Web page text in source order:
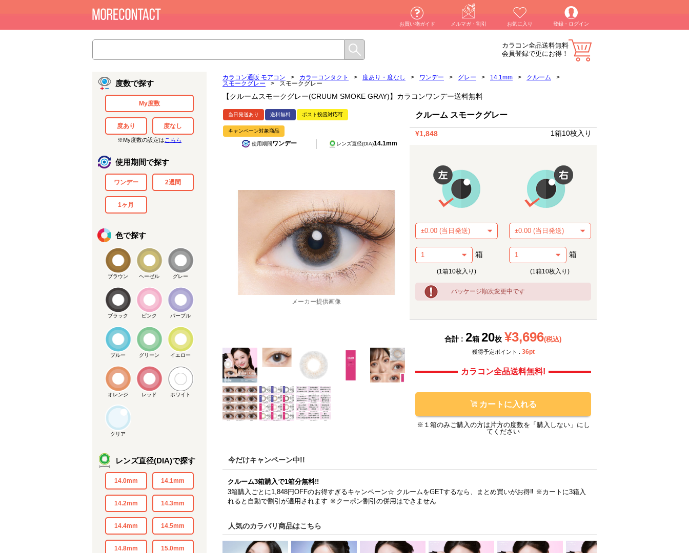
お買い物ガイド メルマガ・割引 お気に入り 登録・ログイン
カラコン全品送料無料
会員登録で更にお得！
度数で探す
My度数
度あり 度なし
※My度数の設定は こちら
使用期間で探す
ワンデー 2週間
1ヶ月
色で探す
ブラウン ヘーゼル グレー
ブラック ピンク パープル
ブルー グリーン イエロー
オレンジ レッド ホワイト
クリア
レンズ直径(DIA)で探す
14.0mm 14.1mm
14.2mm 14.3mm
14.4mm 14.5mm
14.8mm 15.0mm
カラコン通販 モアコン > カラーコンタクト > 度あり・度なし > ワンデー > グレー > 14.1mm > クルーム
>
スモークグレー
> スモークグレー
【クルームスモークグレー(CRUUM SMOKE GRAY)】カラコンワンデー送料無料
当日発送あり 送料無料 ポスト投函対応可
キャンペーン対象商品
使用期間ワンデー レンズ直径(DIA)14.1mm
メーカー提供画像
メーカー提供画像
メーカー提供画像
クルーム スモークグレー
¥1,848 1箱10枚入り
箱
(1箱10枚入り)
箱
(1箱10枚入り)
パッケージ順次変更中です
合計 : 2箱 20枚 ¥3,696(税込)
獲得予定ポイント : 36pt
カラコン全品送料無料!
カートに入れる
※１箱のみご購入の方は片方の度数を「購入しない」にし
てください
今だけキャンペーン中!!
クルーム3箱購入で1箱分無料!!
3箱購入ごとに1,848円OFFのお得すぎるキャンペーン☆ クルームをGETするなら、まとめ買いがお得‼ ※カートに3箱入
れると自動で割引が適用されます ※クーポン割引の併用はできません
人気のカラバリ商品はこちら